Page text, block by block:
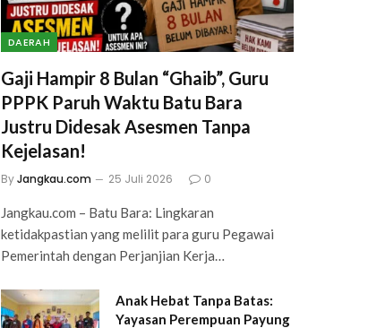
DAERAH
Gaji Hampir 8 Bulan “Ghaib”, Guru
PPPK Paruh Waktu Batu Bara
Justru Didesak Asesmen Tanpa
Kejelasan!
ByJangkau.com 25 Juli 2026 0
Jangkau.com – Batu Bara: Lingkaran
ketidakpastian yang melilit para guru Pegawai
Pemerintah dengan Perjanjian Kerja…
Anak Hebat Tanpa Batas:
Yayasan Perempuan Payung